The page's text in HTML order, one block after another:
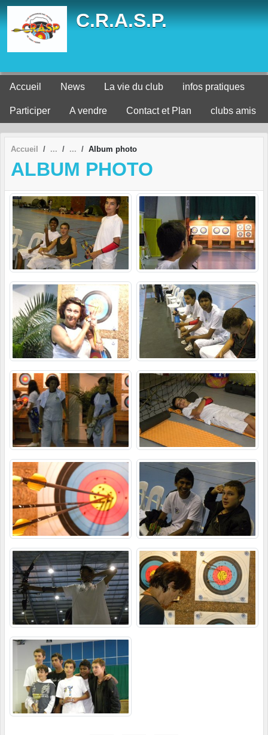
C.R.A.S.P.
Accueil News La vie du club infos pratiques
Participer A vendre Contact et Plan clubs amis
Accueil Album photo
ALBUM PHOTO
Panneau de gestion des cookies